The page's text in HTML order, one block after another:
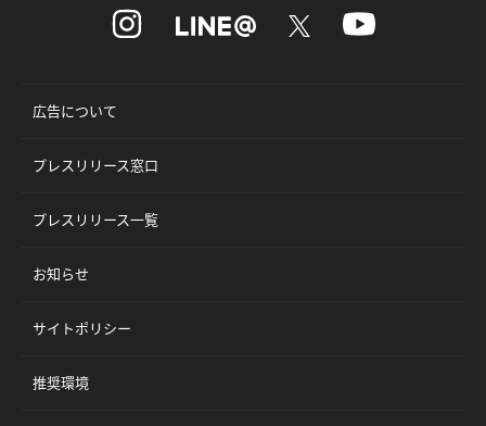
広告について
プレスリリース窓口
プレスリリース一覧
お知らせ
サイトポリシー
推奨環境